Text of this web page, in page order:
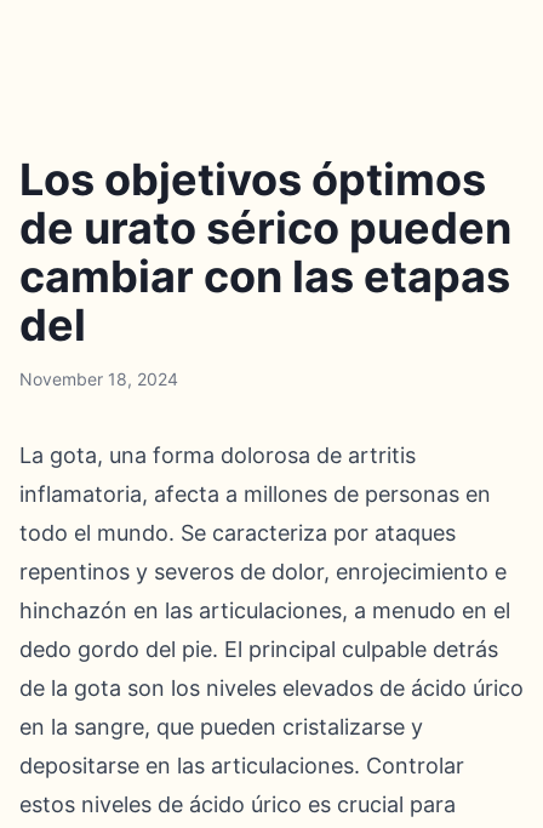
Los objetivos óptimos
de urato sérico pueden
cambiar con las etapas
del
November 18, 2024
La gota, una forma dolorosa de artritis
inflamatoria, afecta a millones de personas en
todo el mundo. Se caracteriza por ataques
repentinos y severos de dolor, enrojecimiento e
hinchazón en las articulaciones, a menudo en el
dedo gordo del pie. El principal culpable detrás
de la gota son los niveles elevados de ácido úrico
en la sangre, que pueden cristalizarse y
depositarse en las articulaciones. Controlar
estos niveles de ácido úrico es crucial para